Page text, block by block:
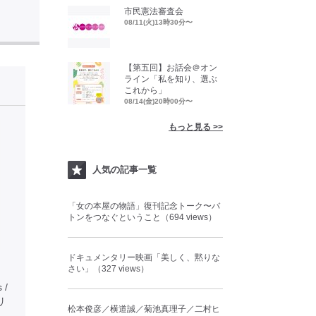
/
市民憲法審査会
08/11(火)13時30分〜
【第五回】お話会＠オン
ライン「私を知り、選ぶ
これから」
08/14(金)20時00分〜
もっと見る >>
人気の記事一覧
「女の本屋の物語」復刊記念トーク〜バ
トンをつなぐということ（694 views）
ドキュメンタリー映画「美しく、黙りな
さい」（327 views）
松本俊彦／横道誠／菊池真理子／二村ヒ